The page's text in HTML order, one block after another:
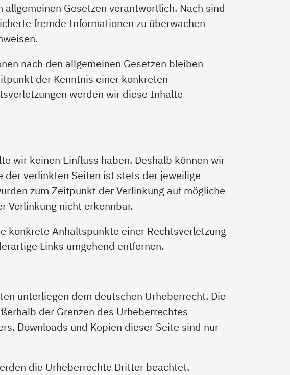
Gesetzen verantwortlich. Nach sind
fremde Informationen zu überwachen
nach den allgemeinen Gesetzen bleiben
der Kenntnis einer konkreten
werden wir diese Inhalte
wir keinen Einfluss haben. Deshalb können wir
der verlinkten Seiten ist stets der jeweilige
zum Zeitpunkt der Verlinkung auf mögliche
Verlinkung nicht erkennbar.
konkrete Anhaltspunkte einer Rechtsverletzung
Links umgehend entfernen.
unterliegen dem deutschen Urheberrecht. Die
der Grenzen des Urheberrechtes
Downloads und Kopien dieser Seite sind nur
die Urheberrechte Dritter beachtet.